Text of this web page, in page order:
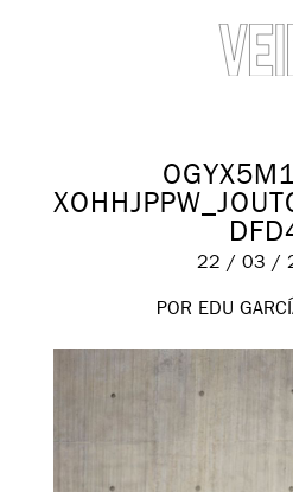
22 / 03 /
POR EDU